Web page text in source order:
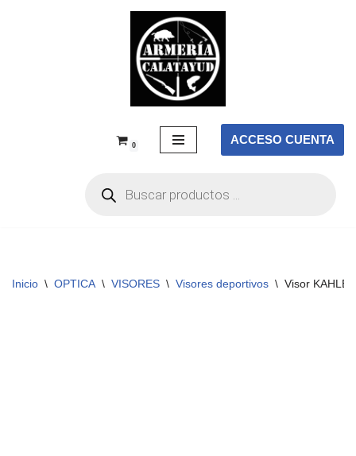
0 ACCESO CUENTA
Inicio \ OPTICA \ VISORES \ Visores deportivos \ Visor